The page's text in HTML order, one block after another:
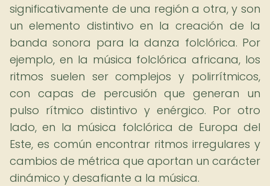
significativamente de una región a otra, y son
un elemento distintivo en la creación de la
banda sonora para la danza folclórica. Por
ejemplo, en la música folclórica africana, los
ritmos suelen ser complejos y polirrítmicos,
con capas de percusión que generan un
pulso rítmico distintivo y enérgico. Por otro
lado, en la música folclórica de Europa del
Este, es común encontrar ritmos irregulares y
cambios de métrica que aportan un carácter
dinámico y desafiante a la música.